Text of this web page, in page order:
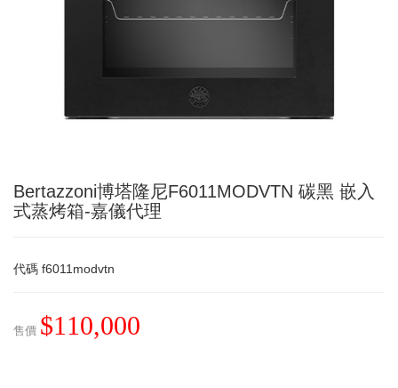
Bertazzoni博塔隆尼F6011MODVTN 碳黑 嵌入
式蒸烤箱-嘉儀代理
代碼 f6011modvtn
售價 $110,000